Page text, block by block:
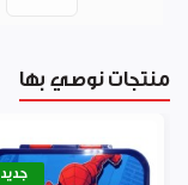
منتجات نوصي بها
جديد